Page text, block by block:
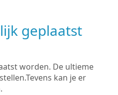
geplaatst
worden. De ultieme
kan je er